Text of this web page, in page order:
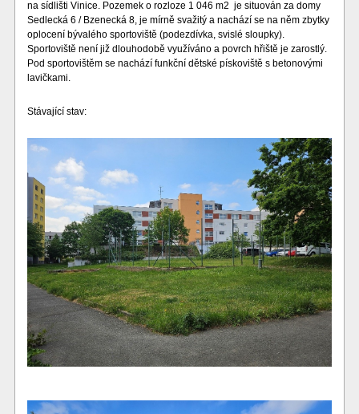
na sídlišti Vinice. Pozemek o rozloze 1 046 m2 je situován za domy
Sedlecká 6 / Bzenecká 8, je mírně svažitý a nachází se na něm zbytky
oplocení bývalého sportoviště (podezdívka, svislé sloupky).
Sportoviště není již dlouhodobě využíváno a povrch hřiště je zarostlý.
Pod sportovištěm se nachází funkční dětské pískoviště s betonovými
lavičkami.
Stávající stav: